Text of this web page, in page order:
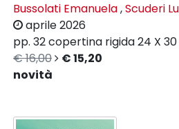
Bussolati Emanuela,Scuderi
aprile 2026
pp. 32copertina rigida24 X
€ 16,00
€ 15,20
novità